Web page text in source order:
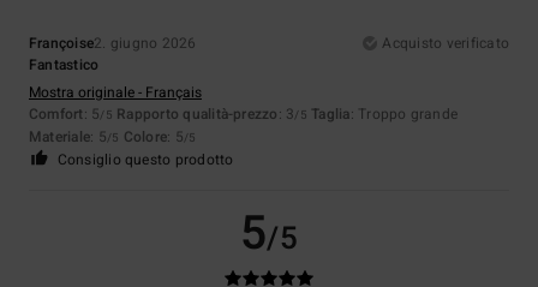
Françoise2. giugno 2026
Acquisto verificato
Fantastico
Mostra originale - Français
Comfort: 5/5 Rapporto qualità-prezzo: 3/5 Taglia: Troppo grande
Materiale: 5/5 Colore: 5/5
Consiglio questo prodotto
5/5